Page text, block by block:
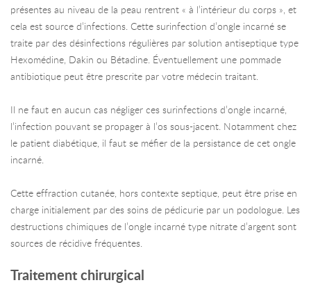
présentes au niveau de la peau rentrent « à l’intérieur du corps », et
cela est source d’infections. Cette surinfection d’ongle incarné se
traite par des désinfections régulières par solution antiseptique type
Hexomédine, Dakin ou Bétadine. Éventuellement une pommade
antibiotique peut être prescrite par votre médecin traitant.
Il ne faut en aucun cas négliger ces surinfections d’ongle incarné,
l’infection pouvant se propager à l’os sous-jacent. Notamment chez
le patient diabétique, il faut se méfier de la persistance de cet ongle
incarné.
Cette effraction cutanée, hors contexte septique, peut être prise en
charge initialement par des soins de pédicurie par un podologue. Les
destructions chimiques de l’ongle incarné type nitrate d’argent sont
sources de récidive fréquentes.
Traitement chirurgical